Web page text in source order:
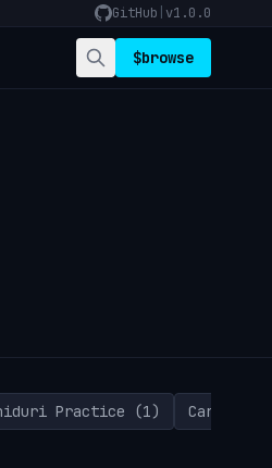
GitHub v1.0.0
$browse
Practice (1) Cariere